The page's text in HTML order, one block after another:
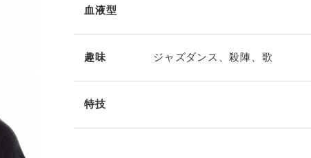
血液型
趣味 ジャズダンス、殺陣、歌
特技